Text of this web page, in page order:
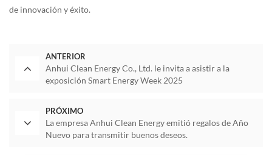
de innovación y éxito.
ANTERIOR
Anhui Clean Energy Co., Ltd. le invita a asistir a la
exposición Smart Energy Week 2025
PRÓXIMO
La empresa Anhui Clean Energy emitió regalos de Año
Nuevo para transmitir buenos deseos.